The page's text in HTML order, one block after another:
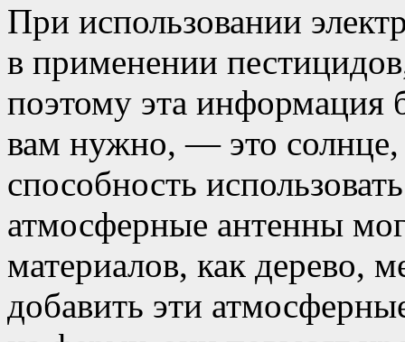
При использовании
в применении
поэтому эта информация
вам нужно, — это солнце,
способность
атмосферные антенны
материалов, как дерево,
добавить эти